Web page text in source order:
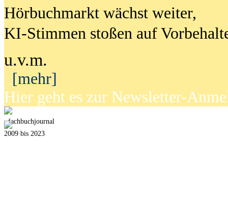
Hörbuchmarkt wächst weiter,
KI-Stimmen stoßen auf
u.v.m.
[mehr]
Hier geht es zur Newsletter-
fachbuchjournal
2009 bis 2023